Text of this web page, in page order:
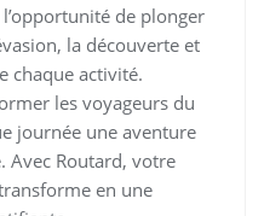
de plonger
la découverte et
chaque activité.
les voyageurs du
journée une aventure
Avec Routard, votre
en une